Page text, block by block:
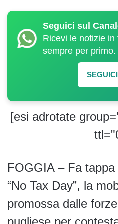
Seguici sul
Ricevi le notizie
sempre per primo.
[esi adrotate
FOGGIA – Fa
“No Tax Day”, la
promossa dalle